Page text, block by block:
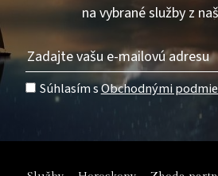
na vybrané služby z
Súhlasím sObchodnými